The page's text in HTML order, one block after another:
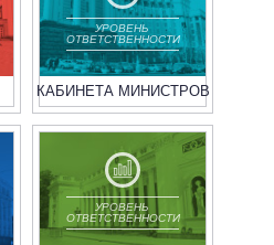
УРОВЕНЬ
ОТВЕТСТВЕННОСТИ
КАБИНЕТА МИНИСТРОВ
УРОВЕНЬ
ОТВЕТСТВЕННОСТИ